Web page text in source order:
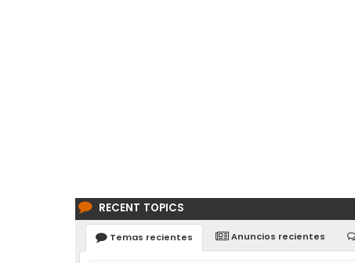
RECENT TOPICS
Temas recientes Anuncios recientes